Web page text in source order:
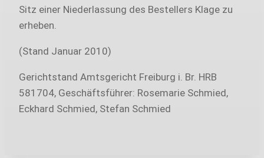
Sitz einer Niederlassung des Bestellers Klage zu
erheben.
(Stand Januar 2010)
Gerichtstand Amtsgericht Freiburg i. Br. HRB
581704, Geschäftsführer: Rosemarie Schmied,
Eckhard Schmied, Stefan Schmied